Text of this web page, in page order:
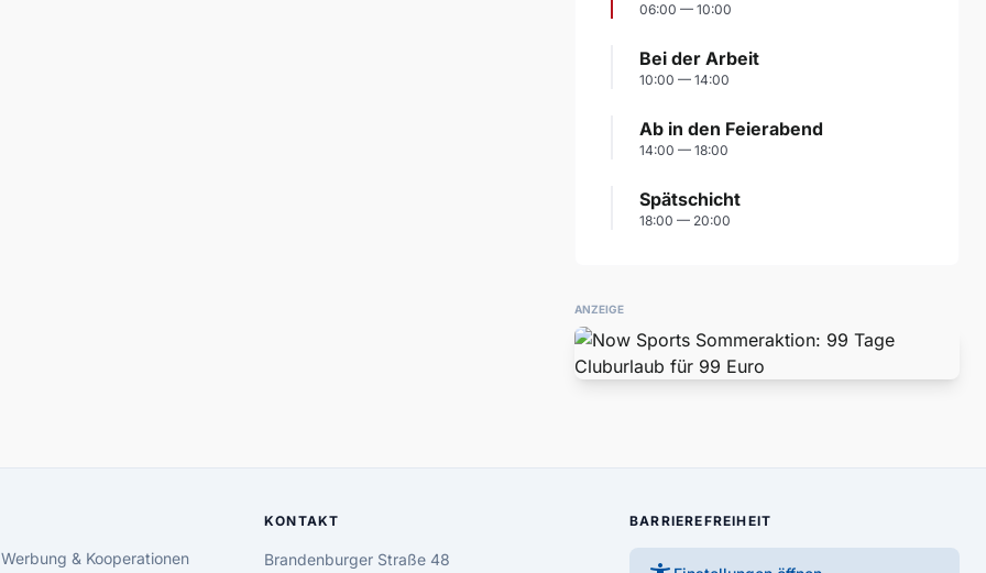
06:00 — 10:00
Bei der Arbeit
10:00 — 14:00
Ab in den Feierabend
14:00 — 18:00
Spätschicht
18:00 — 20:00
ANZEIGE
& Kooperationen
KONTAKT
Brandenburger Straße 48
BARRIEREFREIHEIT